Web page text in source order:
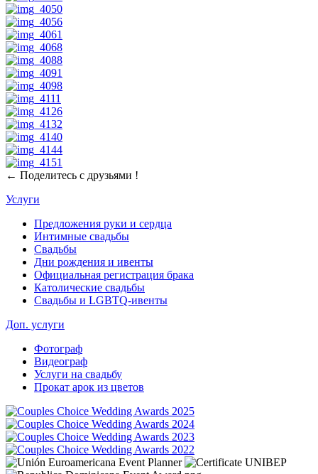
← Поделитесь с друзьями !
Услуги
Предложения руки и сердца
Интимные свадьбы
Свадьбы
Дни рождения и ивенты
Официальная регистрация брака
Католические свадьбы
Свадьбы и LGBTQ-ивенты
Доп. услуги
Фотограф
Видеограф
Услуги на свадьбу
Прокат арок из цветов